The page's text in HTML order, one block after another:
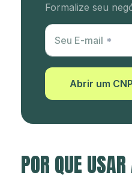
Formalize seu
Utm Content
Seu E-mail
Abrir um
POR QUE